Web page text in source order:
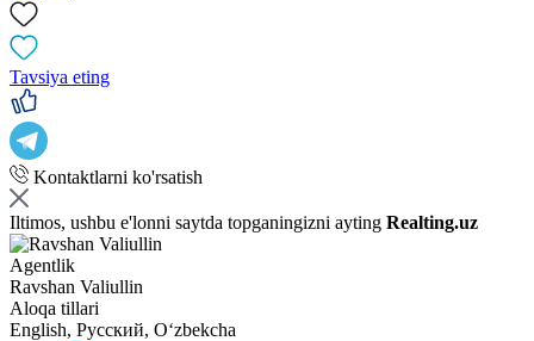
Tavsiya eting
Kontaktlarni ko'rsatish
Iltimos, ushbu e'lonni saytda topganingizni ayting Realting.uz
Agentlik
Ravshan Valiullin
Aloqa tillari
English, Русский, Oʻzbekcha